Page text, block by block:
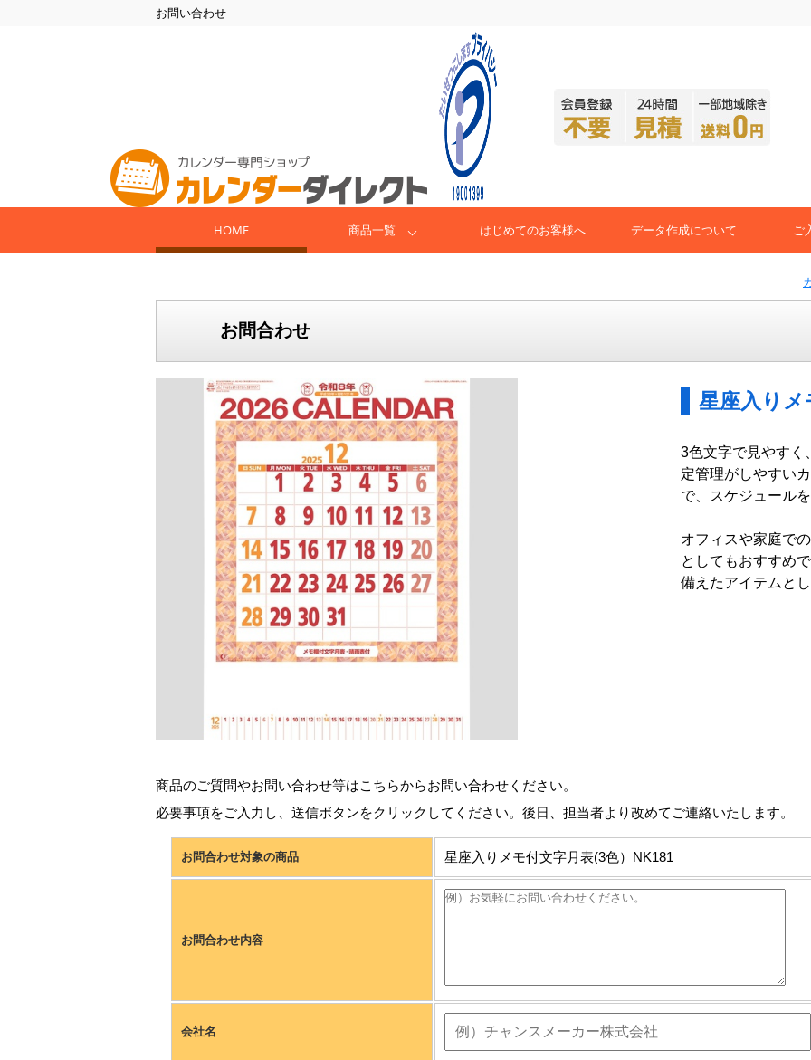
お問い合わせ
HOME 商品一覧 はじめてのお客様へ データ作成について ご
お問合わせ
星座入りメ
3色文字で見やすく
定管理がしやすい
で、スケジュール
オフィスや家庭で
としてもおすすめ
備えたアイテムと
商品のご質問やお問い合わせ等はこちらからお問い合わせください。
必要事項をご入力し、送信ボタンをクリックしてください。後日、担当者より改めてご連絡いたします。
お問合わせ対象の商品 星座入りメモ付文字月表(3色）NK181
お問合わせ内容
会社名